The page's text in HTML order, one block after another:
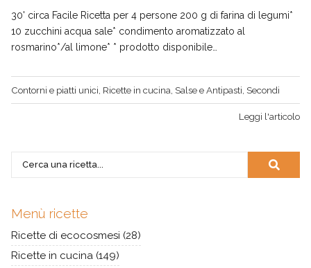
30' circa Facile Ricetta per 4 persone 200 g di farina di legumi*
10 zucchini acqua sale* condimento aromatizzato al
rosmarino*/al limone* * prodotto disponibile…
Contorni e piatti unici Ricette in cucina Salse e Antipasti Secondi
Leggi l'articolo
Menù ricette
Ricette di ecocosmesi (28)
Ricette in cucina (149)